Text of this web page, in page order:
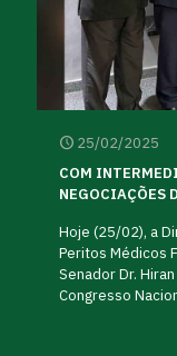
25/02/2025
COM
NEGOCIAÇÕES
Hoje (25/02), a
Peritos Médicos
Senador Dr.
Congresso